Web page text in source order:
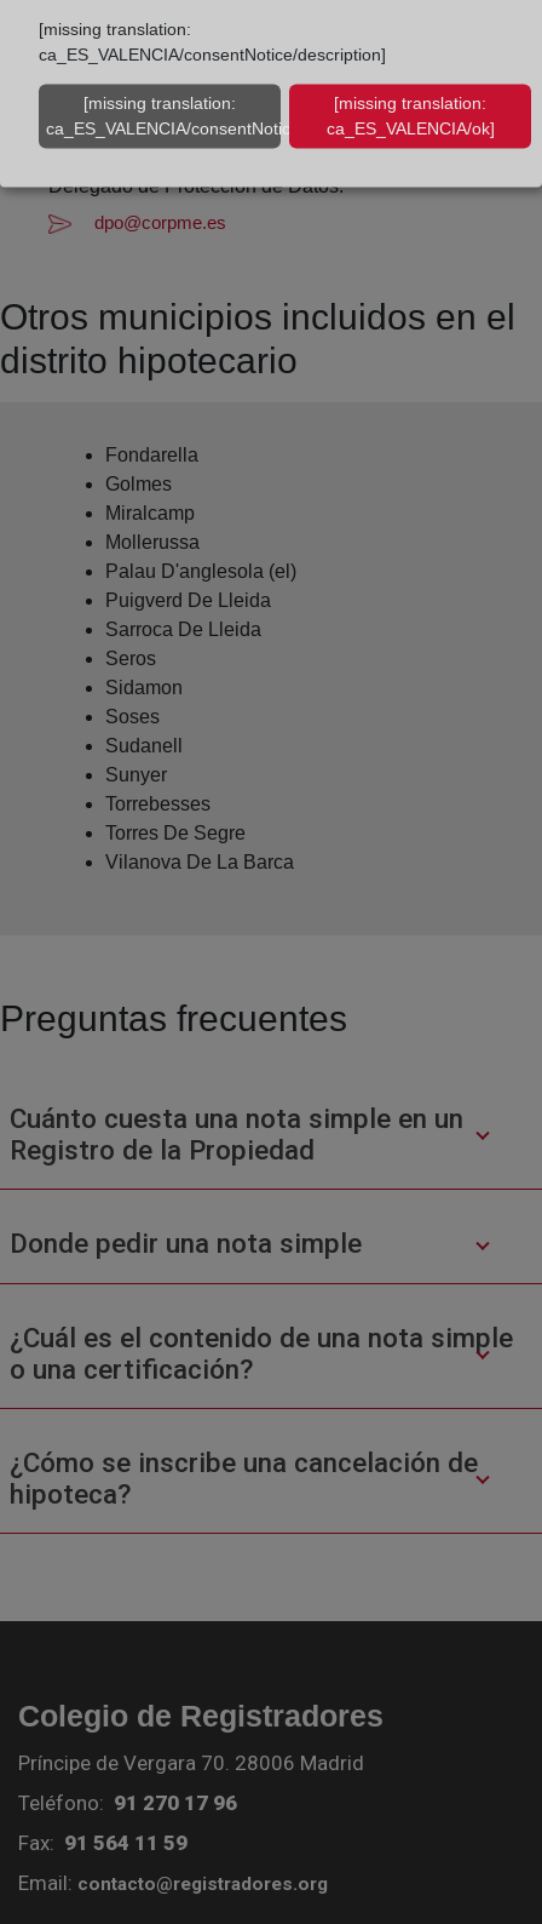
(973) 26 39 87
lleida3@registrodelapropiedad.org
Datos del Registrador:
M.ª José Caubet Suanzes
Delegado de Protección de Datos:
dpo@corpme.es
Otros municipios incluidos en el
distrito hipotecario
Fondarella
Golmes
Miralcamp
Mollerussa
Palau D'anglesola (el)
Puigverd De Lleida
Sarroca De Lleida
Seros
Sidamon
Soses
Sudanell
Sunyer
Torrebesses
Torres De Segre
Vilanova De La Barca
Preguntas frecuentes
Cuánto cuesta una nota simple en un
Registro de la Propiedad
Donde pedir una nota simple
¿Cuál es el contenido de una nota simple
o una certificación?
¿Cómo se inscribe una cancelación de
hipoteca?
Colegio de Registradores
Príncipe de Vergara 70. 28006 Madrid
Teléfono: 91 270 17 96
Fax: 91 564 11 59
Email: contacto@registradores.org
[missing translation:
ca_ES_VALENCIA/consentNotice/description]
[missing translation:
ca_ES_VALENCIA/consentNotice/learnMore]
[missing translation:
ca_ES_VALENCIA/ok]